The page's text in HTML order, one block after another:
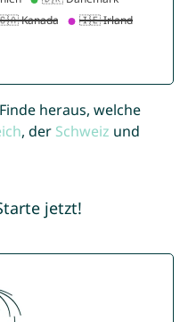
heraus, welche
, der Schweiz und
jetzt!